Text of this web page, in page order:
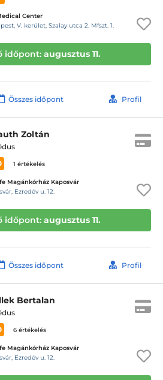
Center
V. kerület, Szalay utca 2. Mfszt. 1.
időpont: augusztus 11.
Összes időpont Profil
Zoltán
1 értékelés
Magánkórház Kaposvár
Ezredév u. 12.
időpont: augusztus 11.
Összes időpont Profil
Bertalan
6 értékelés
Magánkórház Kaposvár
Ezredév u. 12.